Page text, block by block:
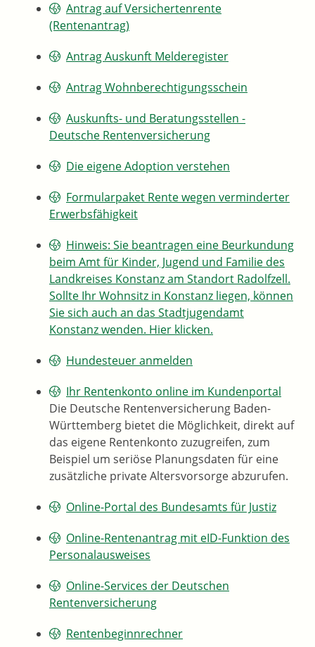
Antrag auf Versichertenrente
(Rentenantrag)
Antrag Auskunft Melderegister
Antrag Wohnberechtigungsschein
Auskunfts- und Beratungsstellen -
Deutsche Rentenversicherung
Die eigene Adoption verstehen
Formularpaket Rente wegen verminderter
Erwerbsfähigkeit
Hinweis: Sie beantragen eine Beurkundung
beim Amt für Kinder, Jugend und Familie des
Landkreises Konstanz am Standort Radolfzell.
Sollte Ihr Wohnsitz in Konstanz liegen, können
Sie sich auch an das Stadtjugendamt
Konstanz wenden. Hier klicken.
Hundesteuer anmelden
Ihr Rentenkonto online im Kundenportal
Die Deutsche Rentenversicherung Baden-
Württemberg bietet die Möglichkeit, direkt auf
das eigene Rentenkonto zuzugreifen, zum
Beispiel um seriöse Planungsdaten für eine
zusätzliche private Altersvorsorge abzurufen.
Online-Portal des Bundesamts für Justiz
Online-Rentenantrag mit eID-Funktion des
Personalausweises
Online-Services der Deutschen
Rentenversicherung
Rentenbeginnrechner